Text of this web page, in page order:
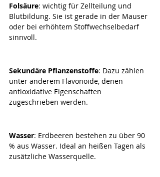
Folsäure: wichtig für Zellteilung und
Blutbildung. Sie ist gerade in der Mauser
oder bei erhöhtem Stoffwechselbedarf
sinnvoll.
Sekundäre Pflanzenstoffe: Dazu zählen
unter anderem Flavonoide, denen
antioxidative Eigenschaften
zugeschrieben werden.
Wasser: Erdbeeren bestehen zu über 90
% aus Wasser. Ideal an heißen Tagen als
zusätzliche Wasserquelle.